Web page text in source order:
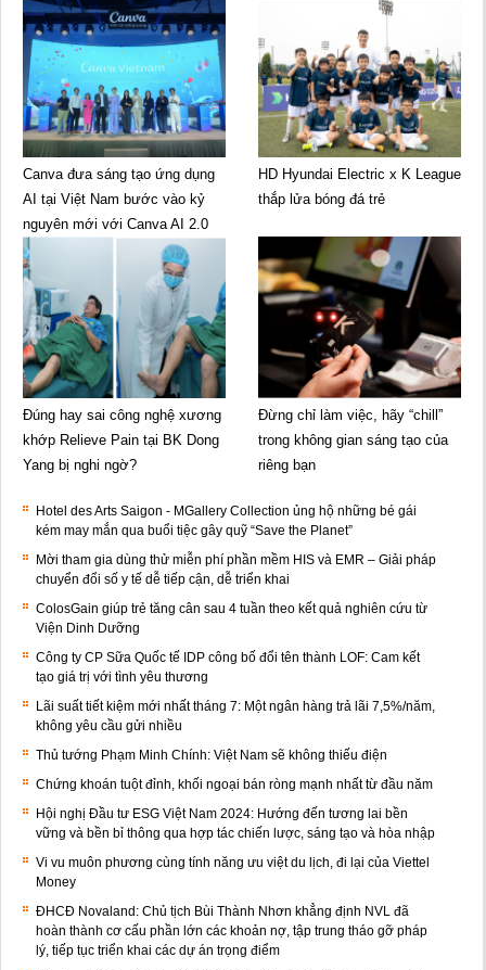
Canva đưa sáng tạo ứng dụng
AI tại Việt Nam bước vào kỷ
nguyên mới với Canva AI 2.0
HD Hyundai Electric x K League
thắp lửa bóng đá trẻ
Đúng hay sai công nghệ xương
khớp Relieve Pain tại BK Dong
Yang bị nghi ngờ?
Đừng chỉ làm việc, hãy “chill”
trong không gian sáng tạo của
riêng bạn
Hotel des Arts Saigon - MGallery Collection ủng hộ những bé gái
kém may mắn qua buổi tiệc gây quỹ “Save the Planet”
Mời tham gia dùng thử miễn phí phần mềm HIS và EMR – Giải pháp
chuyển đổi số y tế dễ tiếp cận, dễ triển khai
ColosGain giúp trẻ tăng cân sau 4 tuần theo kết quả nghiên cứu từ
Viện Dinh Dưỡng
Công ty CP Sữa Quốc tế IDP công bố đổi tên thành LOF: Cam kết
tạo giá trị với tình yêu thương
Lãi suất tiết kiệm mới nhất tháng 7: Một ngân hàng trả lãi 7,5%/năm,
không yêu cầu gửi nhiều
Thủ tướng Phạm Minh Chính: Việt Nam sẽ không thiếu điện
Chứng khoán tuột đỉnh, khối ngoại bán ròng mạnh nhất từ đầu năm
Hội nghị Đầu tư ESG Việt Nam 2024: Hướng đến tương lai bền
vững và bền bỉ thông qua hợp tác chiến lược, sáng tạo và hòa nhập
Vi vu muôn phương cùng tính năng ưu việt du lịch, đi lại của Viettel
Money
ĐHCĐ Novaland: Chủ tịch Bùi Thành Nhơn khẳng định NVL đã
hoàn thành cơ cấu phần lớn các khoản nợ, tập trung tháo gỡ pháp
lý, tiếp tục triển khai các dự án trọng điểm